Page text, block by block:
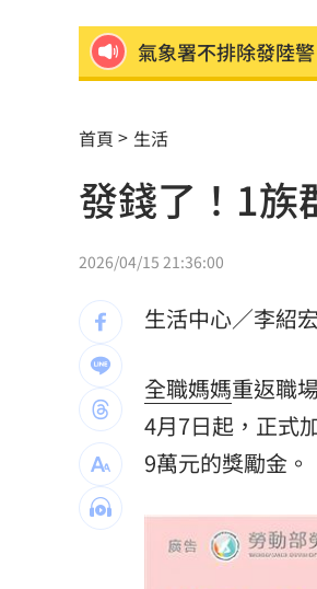
政院停電藍酸「城
轟藍營5人造謠政客
父異母兄弟鬧翻…踢
獨／嘉盈嚮往台灣
全聯中元節最強折
iPhone 18 Pro出不
慈濟遭詐10.6億！
疫苗真相曝陳實
首頁 生活
發錢了！1族
2026/04/15 21:36:00
生活中心／李紹
全職媽媽重返職
4月7日起，正式
9萬元的獎勵金。